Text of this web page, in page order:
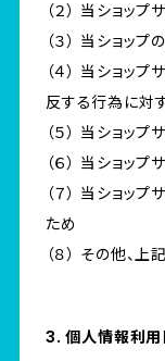
（２） 当ショッ
（３） 当ショッ
（４） 当ショッ
反する行為に対
（５） 当ショッ
（６） 当ショッ
（７） 当ショッ
ため
（８） その他、
3. 個人情報利用